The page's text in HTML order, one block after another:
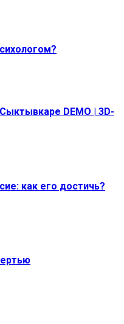
DEMO | 3D-
как его достичь?